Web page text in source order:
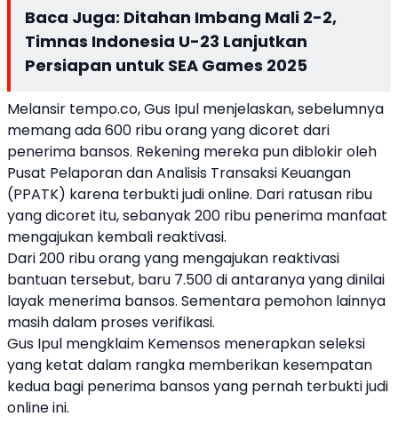
Baca Juga: Ditahan Imbang Mali 2-2,
Timnas Indonesia U-23 Lanjutkan
Persiapan untuk SEA Games 2025
Melansir tempo.co, Gus Ipul menjelaskan, sebelumnya
memang ada 600 ribu orang yang dicoret dari
penerima bansos. Rekening mereka pun diblokir oleh
Pusat Pelaporan dan Analisis Transaksi Keuangan
(PPATK) karena terbukti judi online. Dari ratusan ribu
yang dicoret itu, sebanyak 200 ribu penerima manfaat
mengajukan kembali reaktivasi.
Dari 200 ribu orang yang mengajukan reaktivasi
bantuan tersebut, baru 7.500 di antaranya yang dinilai
layak menerima bansos. Sementara pemohon lainnya
masih dalam proses verifikasi.
Gus Ipul mengklaim Kemensos menerapkan seleksi
yang ketat dalam rangka memberikan kesempatan
kedua bagi penerima bansos yang pernah terbukti judi
online ini.